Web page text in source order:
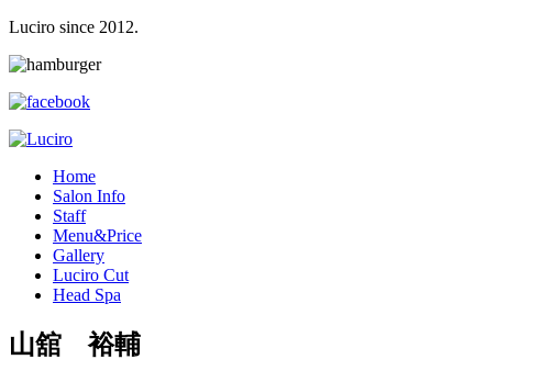
Luciro since 2012.
Home
Salon Info
Staff
Menu&Price
Gallery
Luciro Cut
Head Spa
山舘 裕輔